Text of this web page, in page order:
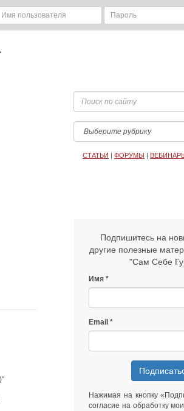
СТАТЬИ | ФОРУМЫ |
Подпишитесь на
другие полезные
"Сам Себе
Имя
Email
Нажимая на кнопку
согласие на обработку